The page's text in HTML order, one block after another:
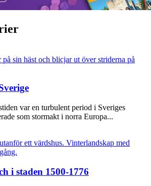
var en turbulent period i Sveriges
som stormakt i norra Europa...
i staden 1500-1776